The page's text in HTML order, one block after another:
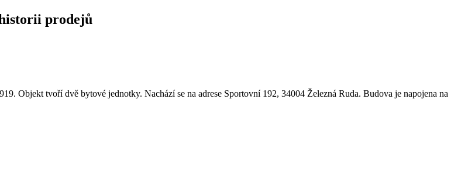
prodejů
Objekt tvoří dvě bytové jednotky. Nachází se na adrese Sportovní 192, 34004 Železná Ruda. Budova je napojena na